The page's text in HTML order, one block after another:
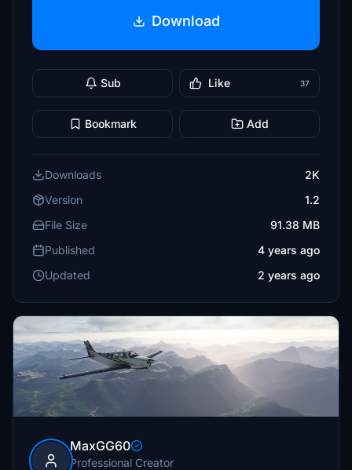
Download
Sub Like 37
Bookmark Add
Downloads
2K
Version
1.2
File Size
91.38 MB
Published
4 years ago
Updated
2 years ago
MaxGG60
Professional Creator